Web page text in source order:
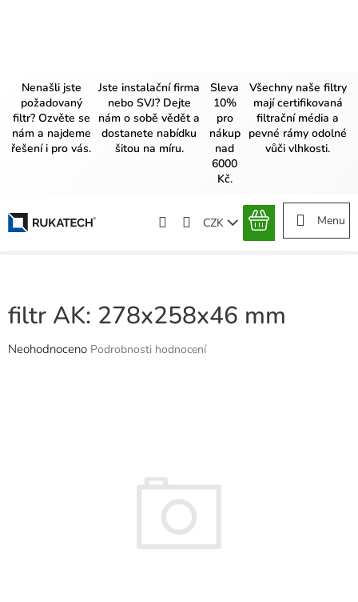
Nenašli jste
požadovaný
filtr? Ozvěte se
nám a najdeme
řešení i pro vás.
Jste instalační firma
nebo SVJ? Dejte
nám o sobě vědět a
dostanete nabídku
šitou na míru.
Sleva
10%
pro
nákup
nad
6000
Kč.
Všechny naše filtry
mají certifikovaná
filtrační média a
pevné rámy odolné
vůči vlhkosti.
CZK
NÁKUPNÍ
filtr AK: 278x258x46 mm
Průměrné
Neohodnoceno Podrobnosti hodnocení